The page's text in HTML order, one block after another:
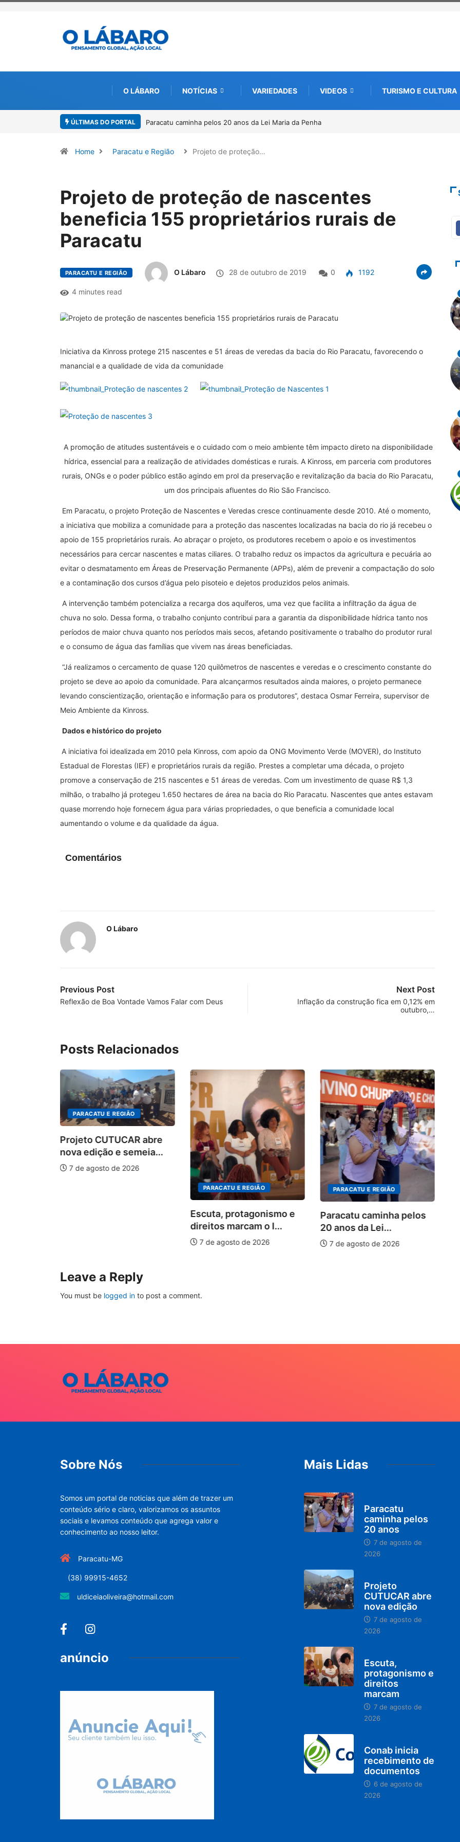
O LÁBARO NOTÍCIAS VARIEDADES VIDEOS TURISMO E CULTURA
ÚLTIMAS DO PORTAL
caminha pelos 20 anos da Lei Maria da PenhaProjeto CUTUCAR abre nova edição e semeia o futuro
Home Paracatu e Região Projeto de proteção…
Projeto de proteção de nascentes
beneficia 155 proprietários rurais de
Paracatu
PARACATU E REGIÃO O Lábaro 28 de outubro de 2019 0 1192
4 minutes read
Iniciativa da Kinross protege 215 nascentes e 51 áreas de veredas da bacia do Rio Paracatu, favorecendo o
manancial e a qualidade de vida da comunidade
A promoção de atitudes sustentáveis e o cuidado com o meio ambiente têm impacto direto na disponibilidade
hídrica, essencial para a realização de atividades domésticas e rurais. A Kinross, em parceria com produtores
rurais, ONGs e o poder público estão agindo em prol da preservação e revitalização da bacia do Rio Paracatu,
um dos principais afluentes do Rio São Francisco.
Em Paracatu, o projeto Proteção de Nascentes e Veredas cresce continuamente desde 2010. Até o momento,
a iniciativa que mobiliza a comunidade para a proteção das nascentes localizadas na bacia do rio já recebeu o
apoio de 155 proprietários rurais. Ao abraçar o projeto, os produtores recebem o apoio e os investimentos
necessários para cercar nascentes e matas ciliares. O trabalho reduz os impactos da agricultura e pecuária ao
evitar o desmatamento em Áreas de Preservação Permanente (APPs), além de prevenir a compactação do solo
e a contaminação dos cursos d’água pelo pisoteio e dejetos produzidos pelos animais.
A intervenção também potencializa a recarga dos aquíferos, uma vez que facilita a infiltração da água de
chuva no solo. Dessa forma, o trabalho conjunto contribui para a garantia da disponibilidade hídrica tanto nos
períodos de maior chuva quanto nos períodos mais secos, afetando positivamente o trabalho do produtor rural
e o consumo de água das famílias que vivem nas áreas beneficiadas.
“Já realizamos o cercamento de quase 120 quilômetros de nascentes e veredas e o crescimento constante do
projeto se deve ao apoio da comunidade. Para alcançarmos resultados ainda maiores, o projeto permanece
levando conscientização, orientação e informação para os produtores”, destaca Osmar Ferreira, supervisor de
Meio Ambiente da Kinross.
Dados e histórico do projeto
A iniciativa foi idealizada em 2010 pela Kinross, com apoio da ONG Movimento Verde (MOVER), do Instituto
Estadual de Florestas (IEF) e proprietários rurais da região. Prestes a completar uma década, o projeto
promove a conservação de 215 nascentes e 51 áreas de veredas. Com um investimento de quase R$ 1,3
milhão, o trabalho já protegeu 1.650 hectares de área na bacia do Rio Paracatu. Nascentes que antes estavam
quase morrendo hoje fornecem água para várias propriedades, o que beneficia a comunidade local
aumentando o volume e da qualidade da água.
Comentários
O Lábaro
Previous Post
Reflexão de Boa Vontade Vamos Falar com Deus
Next Post
Inflação da construção fica em 0,12% em
outubro,…
Posts Relacionados
PARACATU E REGIÃO
Projeto CUTUCAR abre
nova edição e semeia...
7 de agosto de 2026
PARACATU E REGIÃO
Escuta, protagonismo e
direitos marcam o I...
7 de agosto de 2026
PARACATU E REGIÃO
Paracatu caminha pelos
20 anos da Lei...
7 de agosto de 2026
Leave a Reply
You must be logged in to post a comment.
Sobre Nós
Somos um portal de noticias que além de trazer um
conteúdo sério e claro, valorizamos os assuntos
sociais e levamos conteúdo que agrega valor e
conhecimento ao nosso leitor.
Paracatu-MG
(38) 99915-4652
uldiceiaoliveira@hotmail.com
anúncio
Mais Lidas
Paracatu
caminha pelos
20 anos
7 de agosto de
2026
Projeto
CUTUCAR abre
nova edição
7 de agosto de
2026
Escuta,
protagonismo e
direitos
marcam
7 de agosto de
2026
Conab inicia
recebimento de
documentos
6 de agosto de
2026